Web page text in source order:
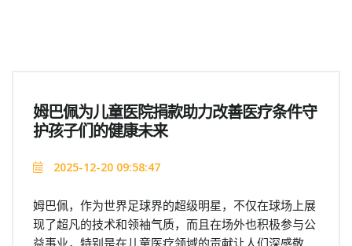
姆巴佩为儿童医院捐款助力改善医疗条件守
护孩子们的健康未来
2025-12-20 09:58:47
姆巴佩，作为世界足球界的超级明星，不仅在球场上展
现了超凡的技术和领袖气质，而且在场外也积极参与公
益事业，特别是在儿童医疗领域的贡献让人们深感敬